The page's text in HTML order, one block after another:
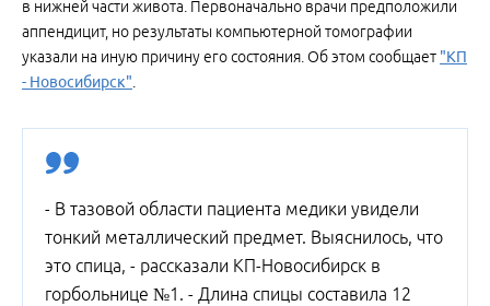
в нижней части живота. Первоначально врачи предположили
аппендицит, но результаты компьютерной томографии
указали на иную причину его состояния. Об этом сообщает "КП
- Новосибирск".
- В тазовой области пациента медики увидели
тонкий металлический предмет. Выяснилось, что
это спица, - рассказали КП-Новосибирск в
горбольнице №1. - Длина спицы составила 12